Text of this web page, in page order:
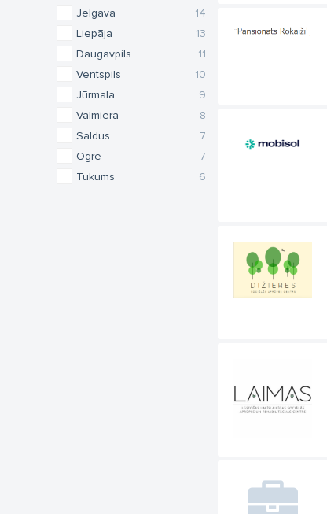
14
Jelgava
13
Liepāja
11
Daugavpils
10
Ventspils
9
Jūrmala
8
Valmiera
7
Saldus
7
Ogre
6
Tukums